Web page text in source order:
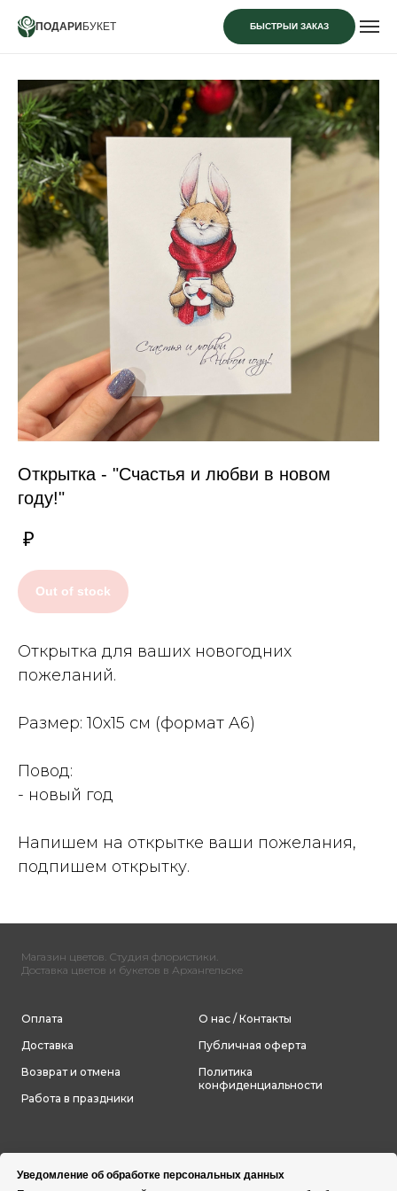
ПОДАРИ БУКЕТ БЫСТРЫЙ ЗАКАЗ
Уведомление об обработке персональных данных
Открытка - "Счастья и любви в новом
году!"
₽
Out of stock
Открытка для ваших новогодних
пожеланий.
Размер: 10x15 см (формат A6)
Повод:
- новый год
Напишем на открытке ваши пожелания,
подпишем открытку.
Магазин цветов. Студия флористики.
Доставка цветов и букетов в Архангельске
Оплата
Доставка
Возврат и отмена
Работа в праздники
О нас / Контакты
Публичная оферта
Политика
конфиденциальности